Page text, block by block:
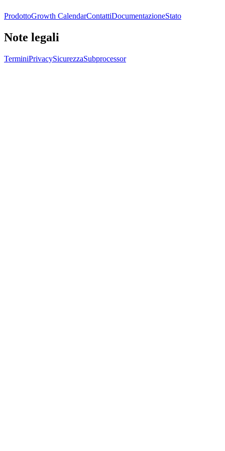
ProdottoGrowth CalendarContattiDocumentazioneStato
Note legali
TerminiPrivacySicurezzaSubprocessor